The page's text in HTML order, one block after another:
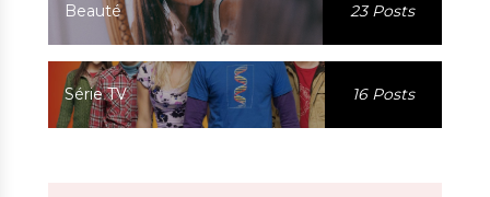
Beauté 23 Posts
Série TV 16 Posts